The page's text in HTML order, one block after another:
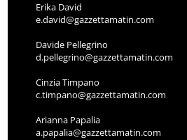
Erika David
e.david@gazzettamatin.com
Davide Pellegrino
d.pellegrino@gazzettamatin.com
Cinzia Timpano
c.timpano@gazzettamatin.com
Arianna Papalia
a.papalia@gazzettamatin.com